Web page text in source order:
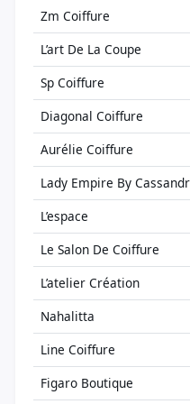
Zm Coiffure
L’art De La Coupe
Sp Coiffure
Diagonal Coiffure
Aurélie Coiffure
Lady Empire By
L’espace
Le Salon De Coiffure
L’atelier Création
Nahalitta
Line Coiffure
Figaro Boutique